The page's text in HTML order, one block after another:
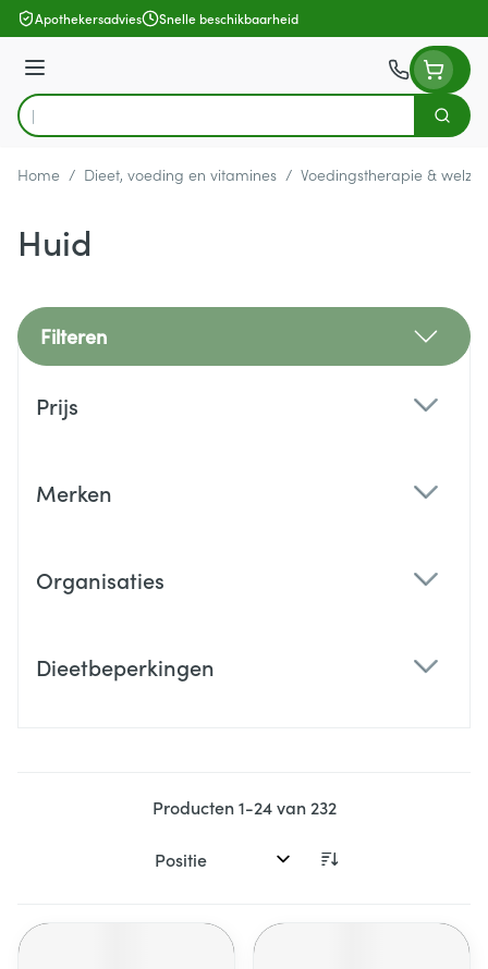
Ga naar de inhoud
Apothekersadvies Snelle beschikbaarheid
Menu
Product, merk, categorie...
Zoek
Home / Dieet, voeding en vitamines / Voedingstherapie & welzijn
Huid
Filteren
Prijs
Merken
Organisaties
Dieetbeperkingen
Producten1-24van 232
Sorteer op: